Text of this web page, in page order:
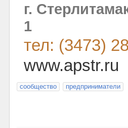
г.
1
тел: (3473)
www.apstr.ru
сообщество предприниматели